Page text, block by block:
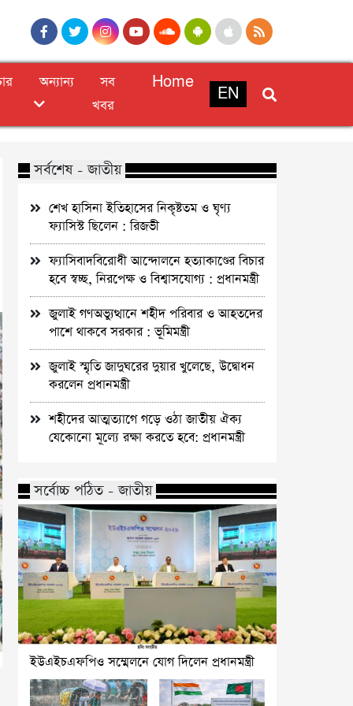
অন্যান্য
সব
খবর
Home
EN
সর্বশেষ - জাতীয়
শেখ হাসিনা ইতিহাসের নিকৃষ্টতম ও ঘৃণ্য
ফ্যাসিস্ট ছিলেন : রিজভী
ফ্যাসিবাদবিরোধী আন্দোলনে হত্যাকাণ্ডের বিচার
হবে স্বচ্ছ, নিরপেক্ষ ও বিশ্বাসযোগ্য : প্রধানমন্ত্রী
জুলাই গণঅভ্যুত্থানে শহীদ পরিবার ও আহতদের
পাশে থাকবে সরকার : ভূমিমন্ত্রী
জুলাই স্মৃতি জাদুঘরের দুয়ার খুলেছে, উদ্বোধন
করলেন প্রধানমন্ত্রী
শহীদের আত্মত্যাগে গড়ে ওঠা জাতীয় ঐক্য
যেকোনো মূল্যে রক্ষা করতে হবে: প্রধানমন্ত্রী
সর্বোচ্চ পঠিত - জাতীয়
ইউএইচএফপিও সম্মেলনে যোগ দিলেন প্রধানমন্ত্রী